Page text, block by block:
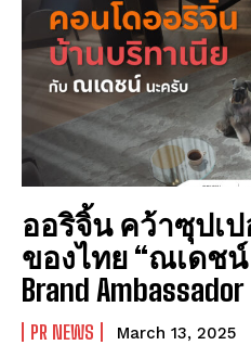
ออริจิ้น คว้าซุปเป
ของไทย “ณเดช
Brand Ambassador
PR NEWS March 13, 2025